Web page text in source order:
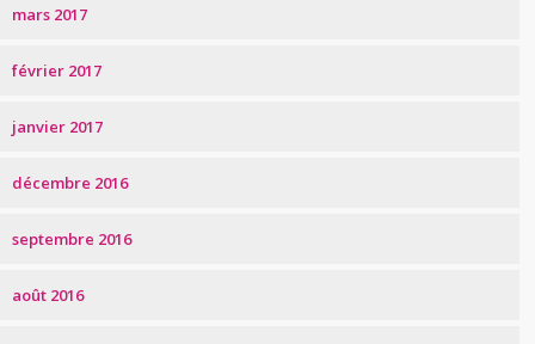
mars 2017
février 2017
janvier 2017
décembre 2016
septembre 2016
août 2016